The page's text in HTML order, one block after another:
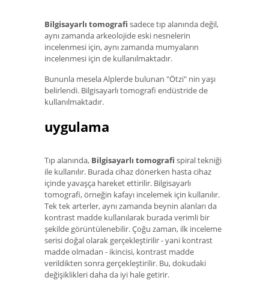
Bilgisayarlı tomografi sadece tıp alanında değil,
aynı zamanda arkeolojide eski nesnelerin
incelenmesi için, aynı zamanda mumyaların
incelenmesi için de kullanılmaktadır.
Bununla mesela Alplerde bulunan "Ötzi" nin yaşı
belirlendi. Bilgisayarlı tomografi endüstride de
kullanılmaktadır.
uygulama
Tıp alanında, Bilgisayarlı tomografi spiral tekniği
ile kullanılır. Burada cihaz dönerken hasta cihaz
içinde yavaşça hareket ettirilir. Bilgisayarlı
tomografi, örneğin kafayı incelemek için kullanılır.
Tek tek arterler, aynı zamanda beynin alanları da
kontrast madde kullanılarak burada verimli bir
şekilde görüntülenebilir. Çoğu zaman, ilk inceleme
serisi doğal olarak gerçekleştirilir - yani kontrast
madde olmadan - ikincisi, kontrast madde
verildikten sonra gerçekleştirilir. Bu, dokudaki
değişiklikleri daha da iyi hale getirir.